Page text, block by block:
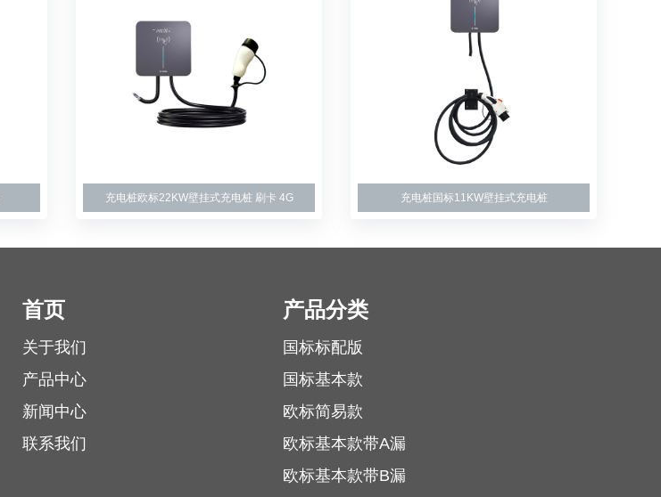
充电桩欧标22KW壁挂式充电桩 刷卡 4G 充电桩国标11KW壁挂式充电桩
产品分类
国标标配版
国标基本款
欧标简易款
欧标基本款带A漏
欧标基本款带B漏
首页
关于我们
产品中心
新闻中心
联系我们